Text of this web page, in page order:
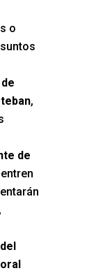
o
,
de